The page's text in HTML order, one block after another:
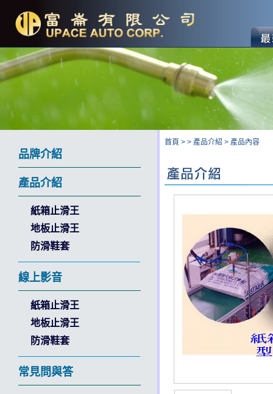
品牌介紹
產品介紹
紙箱止滑王
地板止滑王
防滑鞋套
線上影音
紙箱止滑王
地板止滑王
防滑鞋套
常見問與答
首頁 > > 產品介紹 > 產品內容